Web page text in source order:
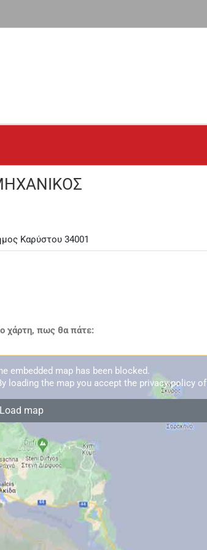
Καρύστου 34001
χάρτη, πως θα πάτε:
embedded map has been blocked.
loading the map you accept the privacy policy of
Load map